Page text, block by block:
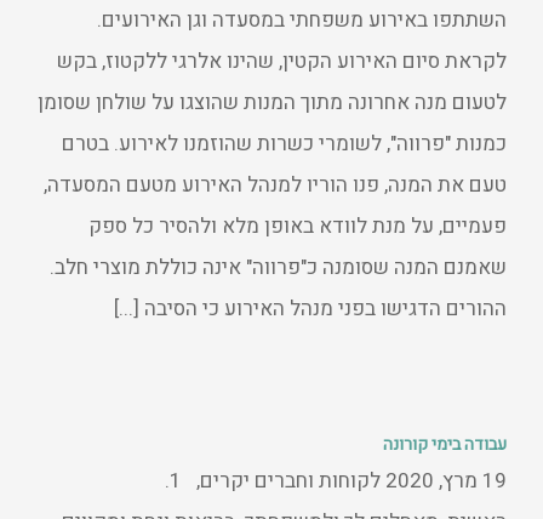
השתתפו באירוע משפחתי במסעדה וגן האירועים.
לקראת סיום האירוע הקטין, שהינו אלרגי ללקטוז, בקש
לטעום מנה אחרונה מתוך המנות שהוצגו על שולחן שסומן
כמנות "פרווה", לשומרי כשרות שהוזמנו לאירוע. בטרם
טעם את המנה, פנו הוריו למנהל האירוע מטעם המסעדה,
פעמיים, על מנת לוודא באופן מלא ולהסיר כל ספק
שאמנם המנה שסומנה כ"פרווה" אינה כוללת מוצרי חלב.
ההורים הדגישו בפני מנהל האירוע כי הסיבה [...]
עבודה בימי קורונה
‏19 מרץ, 2020 לקוחות וחברים יקרים, 1.